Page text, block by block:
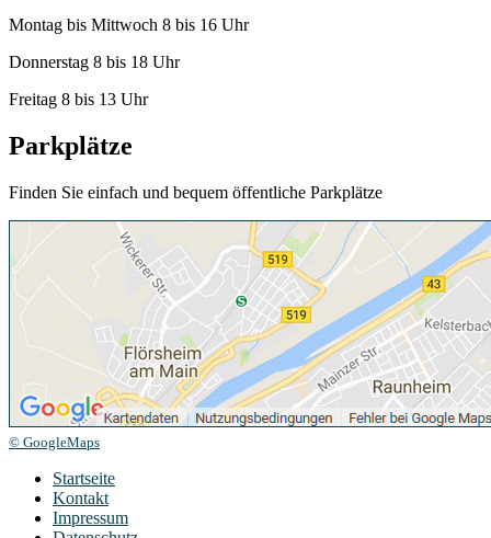
Montag bis Mittwoch 8 bis 16 Uhr
Donnerstag 8 bis 18 Uhr
Freitag 8 bis 13 Uhr
Parkplätze
Finden Sie einfach und bequem öffentliche Parkplätze
© GoogleMaps
Startseite
Kontakt
Impressum